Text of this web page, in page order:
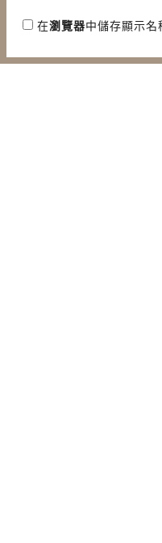
在瀏覽器中儲存顯示